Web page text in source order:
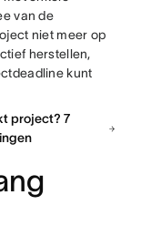
van de
niet meer op
herstellen,
kunt
project? 7